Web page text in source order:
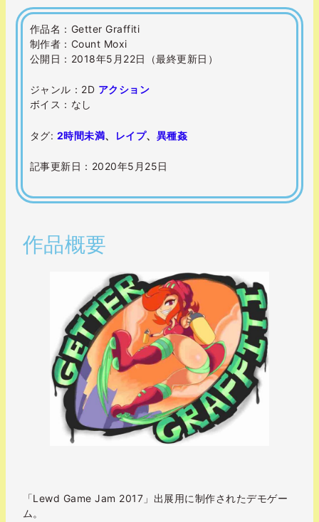
作品名：Getter Graffiti
制作者：Count Moxi
公開日：2018年5月22日（最終更新日）
ジャンル：2D アクション
ボイス：なし
タグ: 2時間未満、 レイプ、 異種姦
記事更新日：2020年5月25日
作品概要
「Lewd Game Jam 2017」出展用に制作されたデモゲー
ム。